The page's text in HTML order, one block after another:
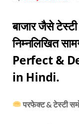
बाजार जैसे
निम्नलिखित
Perfect &
in Hindi.
परफेक्ट & टेस्टी